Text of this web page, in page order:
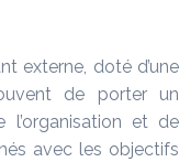
externe, doté d’une
de porter un
et de
avec les objectifs